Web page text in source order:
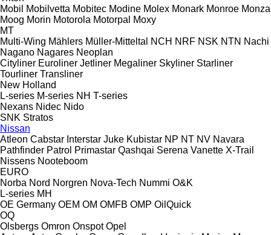
Mobil
Mobilvetta Mobitec Modine Molex Monark Monroe Monza
Moog Morin Motorola Motorpal
Moxy
MT
Multi-Wing Mählers Müller-Mitteltal NCH NRF NSK NTN Nachi
Nagano Nagares Neoplan
Cityliner Euroliner Jetliner Megaliner Skyliner Starliner
Tourliner Transliner
New Holland
L-series M-series NH T-series
Nexans Nidec Nido
SNK Stratos
Nissan
Atleon Cabstar Interstar Juke Kubistar NP NT NV Navara
Pathfinder Patrol Primastar Qashqai Serena Vanette X-Trail
Nissens Nooteboom
EURO
Norba Nord Norgren Nova-Tech Nummi O&K
L-series MH
OE Germany OEM OM OMFB OMP OilQuick
OQ
Olsbergs Omron Onspot Opel